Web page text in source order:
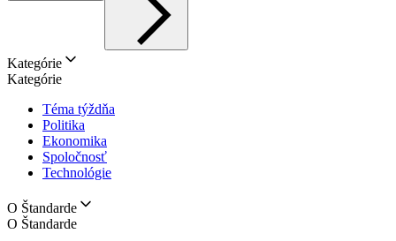
Kategórie
Kategórie
Téma týždňa
Politika
Ekonomika
Spoločnosť
Technológie
O Štandarde
O Štandarde